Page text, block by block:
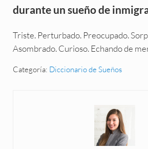
durante un sueño de
Triste. Perturbado. Preocupado.
Asombrado. Curioso. Echando de
Categoría: Diccionario de Sueños